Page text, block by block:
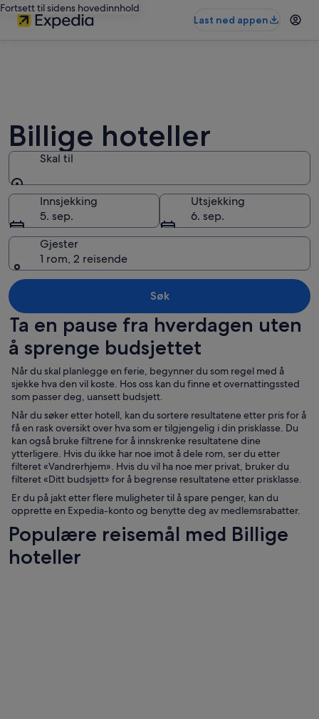
Fortsett til sidens hovedinnhold
Last ned appen
Billige hoteller
Skal til
Skal til
Innsjekking
5. sep.
Utsjekking
6. sep.
Gjester
1 rom, 2 reisende
Søk
Ta en pause fra hverdagen uten
å sprenge budsjettet
Når du skal planlegge en ferie, begynner du som regel med å
sjekke hva den vil koste. Hos oss kan du finne et overnattingssted
som passer deg, uansett budsjett.
Når du søker etter hotell, kan du sortere resultatene etter pris for å
få en rask oversikt over hva som er tilgjengelig i din prisklasse. Du
kan også bruke filtrene for å innskrenke resultatene dine
ytterligere. Hvis du ikke har noe imot å dele rom, ser du etter
filteret «Vandrerhjem». Hvis du vil ha noe mer privat, bruker du
filteret «Ditt budsjett» for å begrense resultatene etter prisklasse.
Er du på jakt etter flere muligheter til å spare penger, kan du
opprette en Expedia-konto og benytte deg av medlemsrabatter.
Populære reisemål med Billige
hoteller